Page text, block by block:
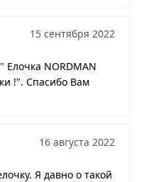
15 сентября 2022
Елочка NORDMAN
!". Спасибо Вам
16 августа 2022
Я давно о такой